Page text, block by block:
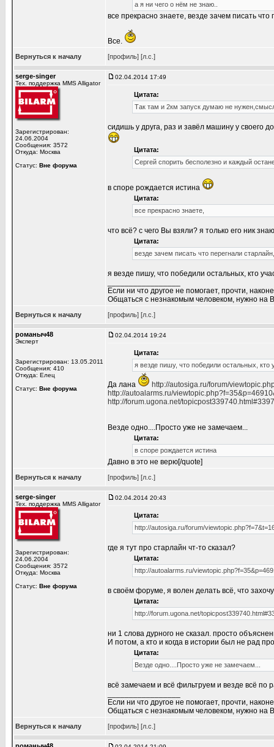
а я ни чего о нём не знаю..
все прекрасно знаете, везде зачем писать
Все.
Вернуться к началу [профиль] [л.с.]
serge-singer
Тех. поддержка MMS Alligator
Зарегистрирован:
24.06.2004
Сообщения: 3572
Откуда: Москва
Статус: Вне форума
02.04.2014 17:49
Цитата:
Так там и 2км запуск думаю не
сидишь у друга, раз и завёл машину у своего
Цитата:
Сергей спорить бесполезно и каждый
в споре рождается истина
Цитата:
все прекрасно знаете,
что всё? с чего Вы взяли? я только его ник
Цитата:
везде зачем писать что перегнали
я везде пишу, что победили остальных, кто
Если ни что другое не помогает, прочти,
Общаться с незнакомым человеком, нужно на
Вернуться к началу [профиль] [л.с.]
романыч48
Эксперт
Зарегистрирован: 13.05.2011
Сообщения: 410
Откуда: Елец
Статус: Вне форума
02.04.2014 19:24
Цитата:
я везде пишу, что победили остальных,
Да лана
http://autosiga.ru/forum/
http://autoalarms.ru/
http://forum.ugona.net/
Везде одно....Просто уже не замечаем...
Цитата:
в споре рождается истина
Давно в это не верю[/quote]
Вернуться к началу [профиль] [л.с.]
serge-singer
Тех. поддержка MMS Alligator
Зарегистрирован:
24.06.2004
Сообщения: 3572
Откуда: Москва
Статус: Вне форума
02.04.2014 20:43
Цитата:
http://autosiga.ru/forum/
где я тут про старлайн чт-то сказал?
Цитата:
http://autoalarms.ru/
в своём форуме, я волен делать всё, что
Цитата:
http://forum.ugona.net/
ни 1 слова дурного не сказал. просто
И потом, а кто и когда в истории был не рад
Цитата:
Везде одно....Просто уже не замечаем...
всё замечаем и всё фильтруем и везде всё по
Если ни что другое не помогает, прочти,
Общаться с незнакомым человеком, нужно на
Вернуться к началу [профиль] [л.с.]